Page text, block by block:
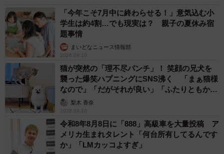
「今年こそ7月中に終わらせる！」意気込む小
学生は約4割…でも現実は？ 親子の夏休み宿
題事情
まいどなニュース情報部
2026.08.10
猫が突然の「理不尽パンチ」！ 笑顔の兄犬を
襲った爆笑ハプニングにSNS沸く 「まぁ猫様
なので」「だがそれが良い」「ふたりともかわ
いいね」
梨木 香奈
2026.08.10
令和8年8月8日に「888」高級車を大量投稿 ア
メリカ生まれタレント「何台所有してるんです
か」「LMカッコよすぎ」